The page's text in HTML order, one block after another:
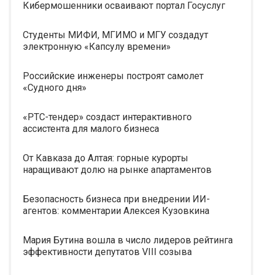
Кибермошенники осваивают портал Госуслуг
Студенты МИФИ, МГИМО и МГУ создадут
электронную «Капсулу времени»
Российские инженеры построят самолет
«Судного дня»
«РТС-тендер» создаст интерактивного
ассистента для малого бизнеса
От Кавказа до Алтая: горные курорты
наращивают долю на рынке апартаментов
Безопасность бизнеса при внедрении ИИ-
агентов: комментарии Алексея Кузовкина
Мария Бутина вошла в число лидеров рейтинга
эффективности депутатов VIII созыва